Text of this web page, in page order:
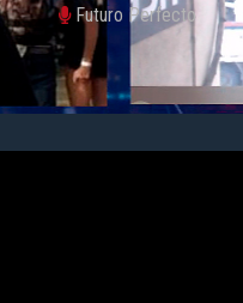
Futuro Perfecto